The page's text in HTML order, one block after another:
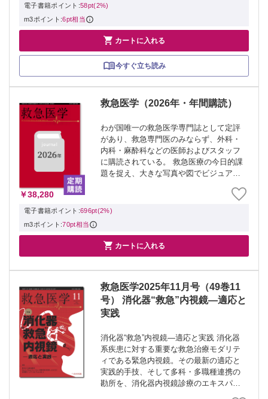
いて丁寧に学んでみよう。 ≫ 「救急医
電子書籍ポイント:58pt(2%)
m3ポイント:6pt相当
 カートに入れる
今すぐ立ち読み
救急医学（2026年・年間購読）
わが国唯一の救急医学専門誌として定評
があり、救急専門医のみならず、外科・
内科・麻酔科などの医師およびスタッフ
に購読されている。 救急医療の今日的課
題を捉え、大きな写真や図でビジュアル
2026年1月号（50巻1号）千の倉より母/子
は宝―周産期救急を考える ・救急医学...
￥38,280
電子書籍ポイント:696pt(2%)
m3ポイント:70pt相当
 カートに入れる
救急医学2025年11月号（49巻11
号） 消化器“救急”内視鏡―適応と
実践
消化器“救急”内視鏡―適応と実践 消化器
系疾患に対する重要な救急治療モダリテ
ィである緊急内視鏡。その最新の適応と
実践的手技、そして多科・多職種連携の
勘所を、消化器内視鏡診療のエキスパー